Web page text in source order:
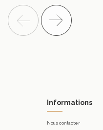
Informations
Nous contacter